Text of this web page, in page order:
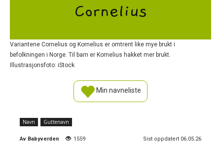
Cornelius
Variantene Cornelius og Kornelius er omtrent like mye brukt i
befolkningen i Norge. Til barn er Kornelius hakket mer brukt.
Illustrasjonsfoto: iStock
Min navneliste
Navn Guttenavn
Av Babyverden 1559 Sist oppdatert 06.05.26